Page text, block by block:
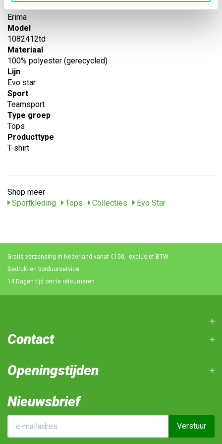
Erima
Model
1082412td
Materiaal
100% polyester (gerecycled)
Lijn
Evo star
Sport
Teamsport
Type groep
Tops
Producttype
T-shirt
Shop meer
Sportkleding
Tops Collecties Evo Star
Gratis verzending in Nederland vanaf €150,- exclusief BTW
Bedruk- en borduurservice
14 Dagen tijd om te retourneren
Contact
Openingstijden
Nieuwsbrief
Verstuur